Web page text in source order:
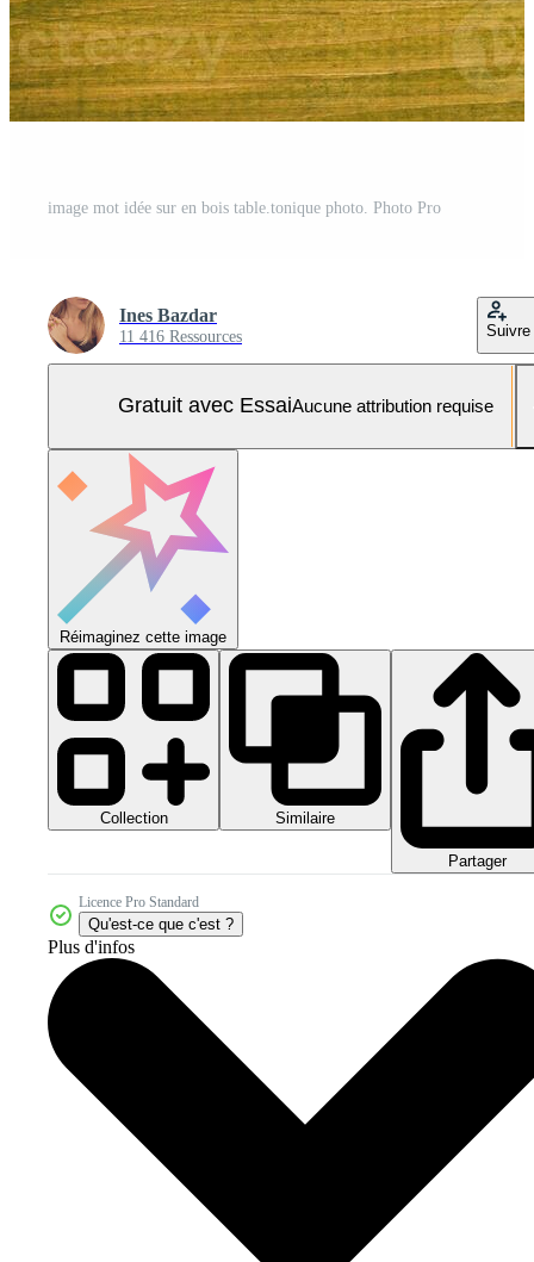
image mot idée sur en bois table.tonique photo. Photo Pro
Ines Bazdar
11 416 Ressources Suivre
Gratuit avec EssaiAucune attribution requise
Réimaginez cette image
Collection Similaire
Partager
Licence Pro Standard
Qu'est-ce que c'est ?
Plus d'infos